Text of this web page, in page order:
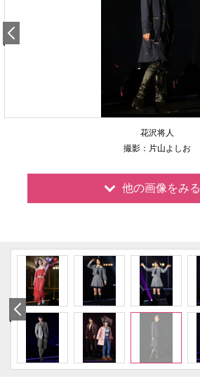
花沢将人
撮影：片山よしお
他の画像をみる